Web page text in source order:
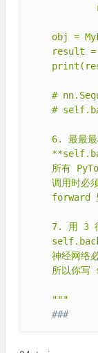
obj =
result =
#
#
6. 最最最
所有
调用时必
forward
7. 用 3
神经网络
所以你写
    """
###